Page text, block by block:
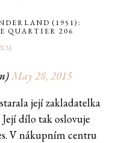
(1951):
QUARTIER 206
May 28, 2015
její zakladatelka
dílo tak oslovuje
V nákupním centru